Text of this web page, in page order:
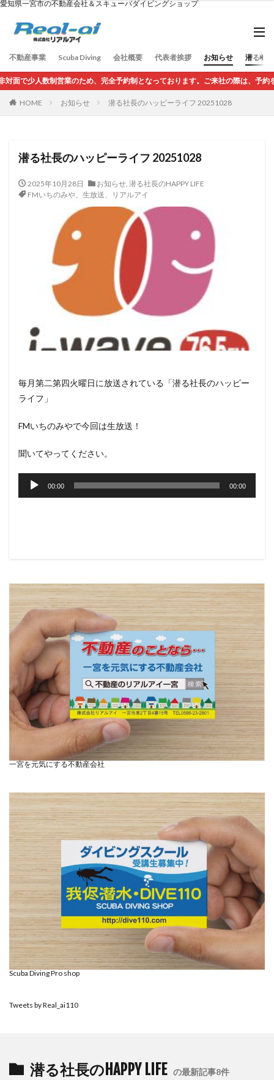
愛知県一宮市の不動産会社＆スキューバダイビングショップ
不動産事業 Scuba Diving 会社概要 代表者挨拶 お知らせ 潜る社
営業のため、完全予約制となっております。ご来社の際は、予約をお願いし
HOME お知らせ 潜る社長のハッピーライフ 20251028
潜る社長のハッピーライフ 20251028
2025年10月28日 お知らせ, 潜る社長のHAPPY LIFE
FMいちのみや、生放送、リアルアイ
毎月第二第四火曜日に放送されている「潜る社長のハッピー
ライフ」
FMいちのみやで今回は生放送！
聞いてやってください。
プ
00:00 00:00
一宮を元気にする不動産会社
Scuba Diving Pro shop
Tweets by Real_ai110
潜る社長のHAPPY LIFE の最新記事8件